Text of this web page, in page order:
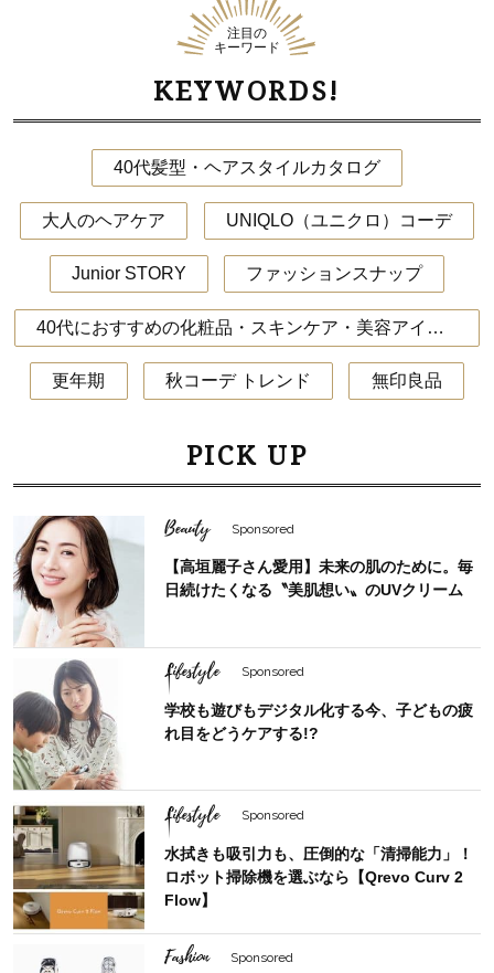
注目の
キーワード
KEYWORDS!
40代髪型・ヘアスタイルカタログ
大人のヘアケア UNIQLO（ユニクロ）コーデ
Junior STORY ファッションスナップ
40代におすすめの化粧品・スキンケア・美容アイテム
更年期 秋コーデ トレンド 無印良品
PICK UP
Beauty Sponsored
【高垣麗子さん愛用】未来の肌のために。毎
日続けたくなる〝美肌想い〟のUVクリーム
Lifestyle Sponsored
学校も遊びもデジタル化する今、子どもの疲
れ目をどうケアする!?
Lifestyle Sponsored
水拭きも吸引力も、圧倒的な「清掃能力」！
ロボット掃除機を選ぶなら【Qrevo Curv 2
Flow】
Fashion Sponsored